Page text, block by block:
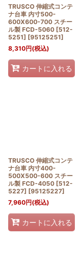
TRUSCO 伸縮式コンテ
ナ台車 内寸500-
600X600-700 スチー
ル製 FCD-5060 [512-
5251] [95125251]
8,310円(税込)
カートに入れる
TRUSCO 伸縮式コンテ
ナ台車 内寸400-
500X500-600 スチー
ル製 FCD-4050 [512-
5227] [95125227]
7,960円(税込)
カートに入れる